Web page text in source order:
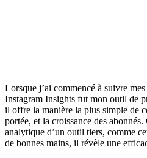
Lorsque j’ai commencé à suivre
Instagram Insights fut mon outil de
il offre la manière la plus simple de
portée, et la croissance des abonnés.
analytique d’un outil tiers, comme
de bonnes mains, il révèle une